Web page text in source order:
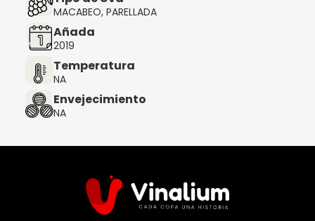
MACABEO, PARELLADA
Añada
2019
Temperatura
NA
Envejecimiento
NA